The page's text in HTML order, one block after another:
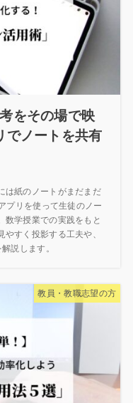
をその場で映
でノートを共有
は紙のノートがまだまだ
プリを使って生徒のノー
数学授業での実践をもと
すく投影する工夫や、
説します。
教員・教職志望の方